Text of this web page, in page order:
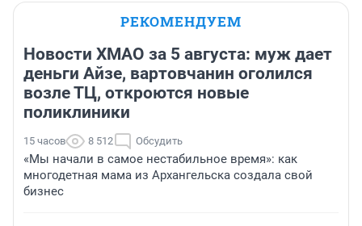
РЕКОМЕНДУЕМ
Новости ХМАО за 5 августа: муж дает
деньги Айзе, вартовчанин оголился
возле ТЦ, откроются новые
поликлиники
15 часов 8 512 Обсудить
«Мы начали в самое нестабильное время»: как
многодетная мама из Архангельска создала свой
бизнес